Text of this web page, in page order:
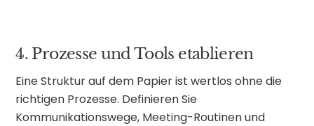
4. Prozesse und Tools etablieren
Eine Struktur auf dem Papier ist wertlos ohne die
richtigen Prozesse. Definieren Sie
Kommunikationswege, Meeting-Routinen und